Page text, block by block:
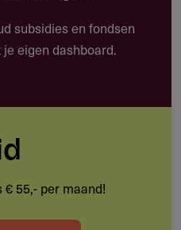
van de
subsidies en fondsen
eigen dashboard.
55,- per maand!